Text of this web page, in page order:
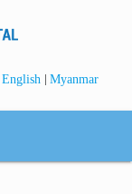
English | Myanmar